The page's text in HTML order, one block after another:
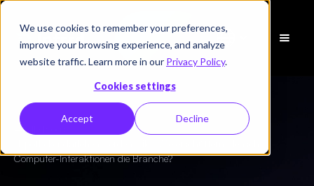
We use cookies to remember your preferences,
improve your browsing experience, and analyze
website traffic. Learn more in our Privacy Policy.
Cookies settings
Accept Decline
Demo
vereinbaren
← Alle Blogs
Computer-Interaktionen die Branche?